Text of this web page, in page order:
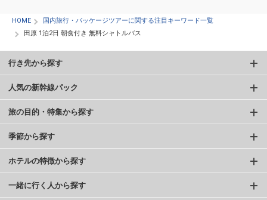
HOME
国内旅行・パッケージツアーに関する注目キーワード一覧
田原 1泊2日 朝食付き 無料シャトルバス
行き先から探す
人気の新幹線パック
旅の目的・特集から探す
季節から探す
ホテルの特徴から探す
一緒に行く人から探す